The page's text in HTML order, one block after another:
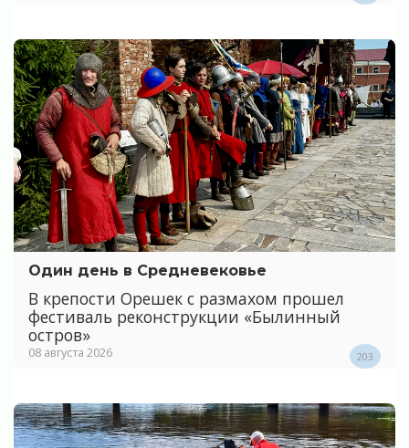
Один день в Средневековье
В крепости Орешек с размахом прошел
фестиваль реконструкции «Былинный
остров»
08 августа 2026 203